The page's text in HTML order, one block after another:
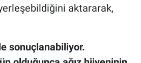
aktararak,
sonuçlanabiliyor.